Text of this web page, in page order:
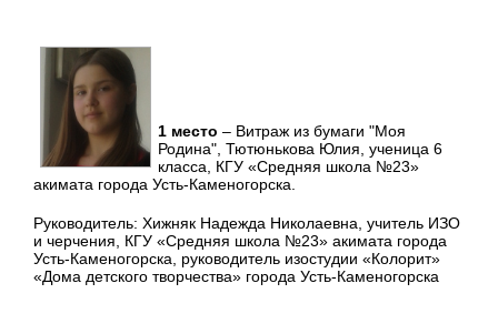
1 место – Витраж из бумаги "Моя
Родина", Тютюнькова Юлия, ученица 6
класса, КГУ «Средняя школа №23»
акимата города Усть-Каменогорска.
Руководитель: Хижняк Надежда Николаевна, учитель ИЗО
и черчения, КГУ «Средняя школа №23» акимата города
Усть-Каменогорска, руководитель изостудии «Колорит»
«Дома детского творчества» города Усть-Каменогорска